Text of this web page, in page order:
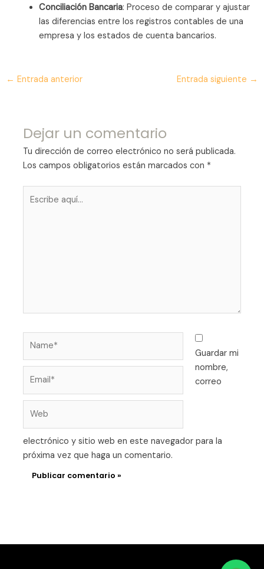
Conciliación Bancaria: Proceso de comparar y ajustar
las diferencias entre los registros contables de una
empresa y los estados de cuenta bancarios.
← Entrada anterior Entrada siguiente →
Dejar un comentario
Tu dirección de correo electrónico no será publicada.
Los campos obligatorios están marcados con *
aquí...
Guardar mi
nombre,
correo
electrónico y sitio web en este navegador para la
próxima vez que haga un comentario.